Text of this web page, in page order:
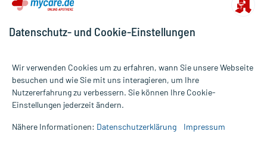
abgegeben.
Alle Preise gelten inkl. MwSt., ggf. zzgl. Versandkosten
Informationen auf dieser Website werden ausschließlich für
die Untersuchung und Behandlung durch einen Arzt. Bitte
Datenschutz- und Cookie-Einstellungen
Wir verwenden Cookies um zu erfahren, wann Sie unsere Webseite
besuchen und wie Sie mit uns interagieren, um Ihre
Nutzererfahrung zu verbessern. Sie können Ihre Cookie-
Einstellungen jederzeit ändern.
Nähere Informationen: Datenschutzerklärung Impressum